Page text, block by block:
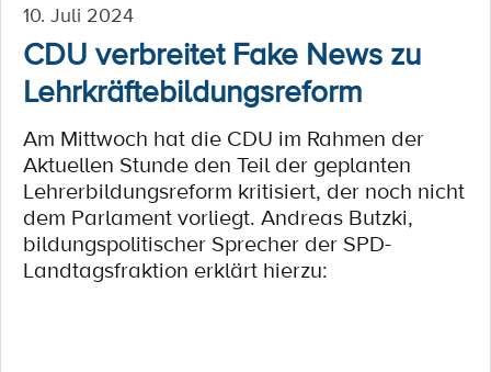
10. Juli 2024
CDU verbreitet Fake News zu
Lehrkräftebildungsreform
Am Mittwoch hat die CDU im Rahmen der
Aktuellen Stunde den Teil der geplanten
Lehrerbildungsreform kritisiert, der noch nicht
dem Parlament vorliegt. Andreas Butzki,
bildungspolitischer Sprecher der SPD-
Landtagsfraktion erklärt hierzu: